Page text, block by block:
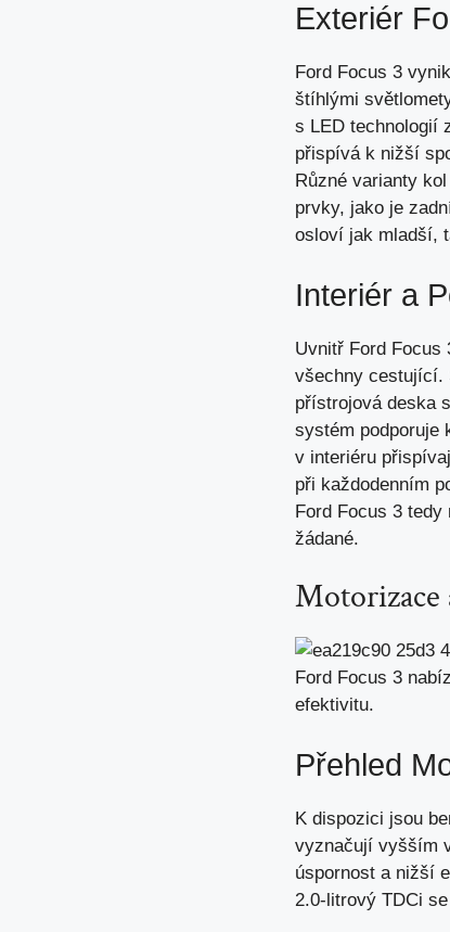
Exteriér
Ford Focus 3
štíhlými
s LED technologií
přispívá k nižší
Různé varianty
prvky, jako je
osloví jak mladší,
Interiér a
Uvnitř Ford Focus
všechny cestující.
přístrojová deska
systém podporuje
v interiéru
při každodenním
Ford Focus 3
žádané.
Motorizace
Ford Focus 3
efektivitu.
Přehled
K dispozici jsou
vyznačují vyšším
úspornost a nižší
2.0-litrový TDCi